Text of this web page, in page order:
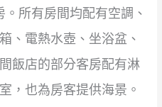
所有房間均配有空調、
、電熱水壺、坐浴盆、
飯店的部分客房配有淋
，也為房客提供海景。